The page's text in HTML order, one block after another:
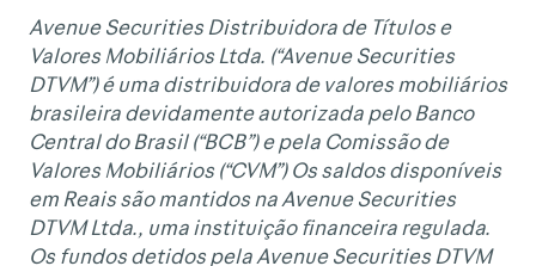
Avenue Securities Distribuidora de Títulos e
Valores Mobiliários Ltda. (“Avenue Securities
DTVM”) é uma distribuidora de valores mobiliários
brasileira devidamente autorizada pelo Banco
Central do Brasil (“BCB”) e pela Comissão de
Valores Mobiliários (“CVM”) Os saldos disponíveis
em Reais são mantidos na Avenue Securities
DTVM Ltda., uma instituição financeira regulada.
Os fundos detidos pela Avenue Securities DTVM